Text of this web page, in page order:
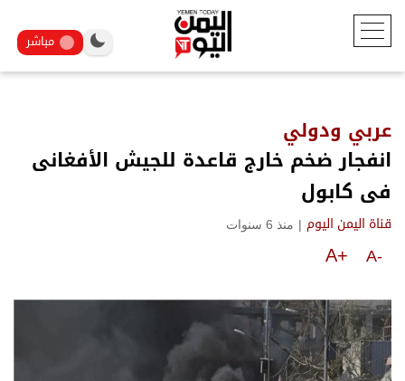
مباشر
عربي ودولي
انفجار ضخم خارج قاعدة للجيش الأفغانى
فى كابول
قناة اليمن اليوم | منذ 6 سنوات
A-
A+